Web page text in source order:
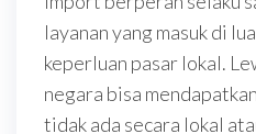
layanan yang masuk di
keperluan pasar lokal.
negara bisa
tidak ada secara lokal